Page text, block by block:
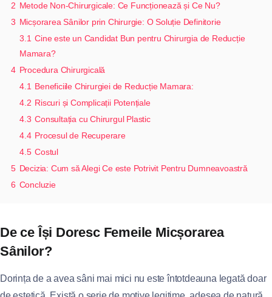
2 Metode Non-Chirurgicale: Ce Funcționează și Ce Nu?
3 Micșorarea Sânilor prin Chirurgie: O Soluție Definitorie
3.1 Cine este un Candidat Bun pentru Chirurgia de Reducție
Mamara?
4 Procedura Chirurgicală
4.1 Beneficiile Chirurgiei de Reducție Mamara:
4.2 Riscuri și Complicații Potențiale
4.3 Consultația cu Chirurgul Plastic
4.4 Procesul de Recuperare
4.5 Costul
5 Decizia: Cum să Alegi Ce este Potrivit Pentru Dumneavoastră
6 Concluzie
De ce Își Doresc Femeile Micșorarea
Sânilor?
Dorința de a avea sâni mai mici nu este întotdeauna legată doar